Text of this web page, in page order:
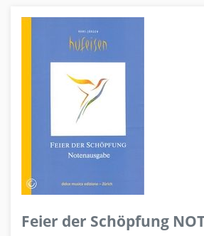
Feier der Schöpfung